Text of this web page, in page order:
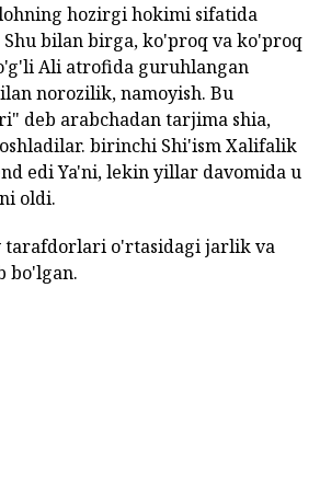
hozirgi hokimi sifatida
Shu bilan birga, ko'proq va ko'proq
Ali atrofida guruhlangan
norozilik, namoyish. Bu
deb arabchadan tarjima shia,
birinchi Shi'ism Xalifalik
edi Ya'ni, lekin yillar davomida u
oldi.
tarafdorlari o'rtasidagi jarlik va
bo'lgan.